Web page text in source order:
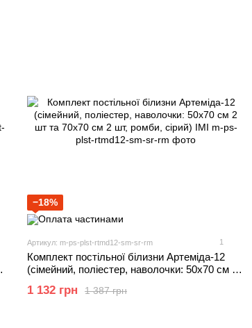
−18%
Артикул: m-ps-plst-rtmd12-sm-sr-rm 1
Комплект постільної білизни Артеміда-12
(сімейний, поліестер, наволочки: 50х70 см 2
1 387 грн
1 132 грн